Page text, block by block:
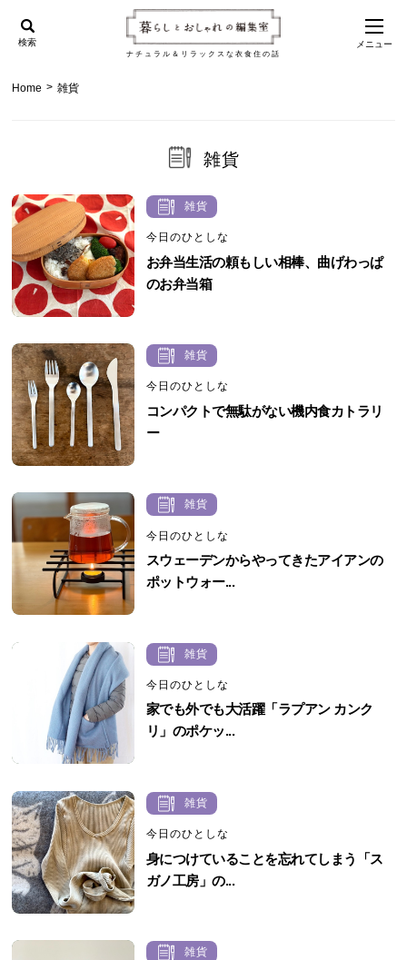
ナチュラル＆リラックスな衣食住の話
検索 メニュー
Home > 雑貨
雑貨
雑貨
今日のひとしな
お弁当生活の頼もしい相棒、曲げわっぱ
のお弁当箱
雑貨
今日のひとしな
コンパクトで無駄がない機内食カトラリ
ー
雑貨
今日のひとしな
スウェーデンからやってきたアイアンの
ポットウォー...
雑貨
今日のひとしな
家でも外でも大活躍「ラプアン カンク
リ」のポケッ...
雑貨
今日のひとしな
身につけていることを忘れてしまう「ス
ガノ工房」の...
雑貨